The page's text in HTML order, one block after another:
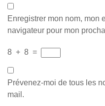
Enregistrer mon nom, mon
navigateur pour mon
8 + 8 =
Prévenez-moi de tous les
mail.